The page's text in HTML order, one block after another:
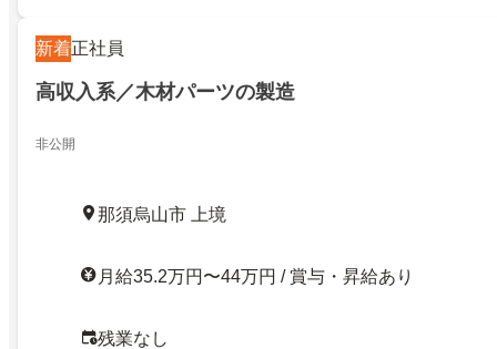
新着正社員
高収入系／木材パーツの製造
非公開
那須烏山市 上境
月給35.2万円〜44万円 / 賞与・昇給あり
残業なし